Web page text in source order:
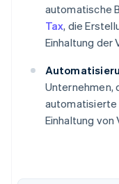
automatische
Tax, die
Einhaltung der
Unternehmen,
automatisierte
Einhaltung
English